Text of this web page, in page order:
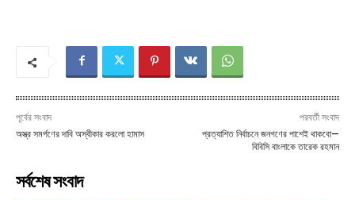
পূর্বের সংবাদ
অস্ত্র সমর্পণের দাবি অস্বীকার করলো হামাস
পরবর্তী সংবাদ
প্রত্যাশিত নির্বাচনে জনগণের পাশেই থাকবো—
বিবিসি বাংলাকে তারেক রহমান
সর্বশেষ সংবাদ